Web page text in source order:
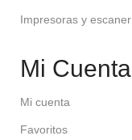
Impresoras y escaner
Mi Cuenta
Mi cuenta
Favoritos